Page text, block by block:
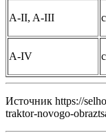
A-II, A-III
A-IV
Источник https://
traktor-novogo-